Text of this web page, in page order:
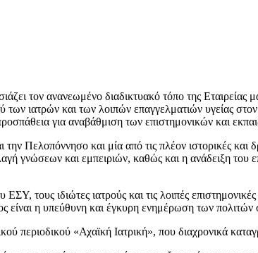
τον ανανεωμένο διαδικτυακό τόπο της
ιατρών και των λοιπών επαγγελματιών υγείας
για αναβάθμιση των επιστημονικών και
Πελοπόννησο και μία από τις πλέον ιστορικές και
γνώσεων και εμπειριών, καθώς και η ανάδειξη του
τους ιδιώτες ιατρούς και τις λοιπές
είναι η υπεύθυνη και έγκυρη ενημέρωση των
περιοδικού «Αχαϊκή Ιατρική», που διαχρονικά